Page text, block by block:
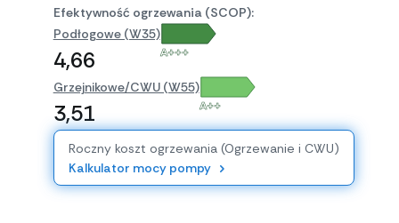
Efektywność ogrzewania (SCOP):
Podłogowe (W35)
4,66 A+++
Grzejnikowe/CWU (W55)
3,51 A++
Roczny koszt ogrzewania (Ogrzewanie i CWU)
Kalkulator mocy pompy